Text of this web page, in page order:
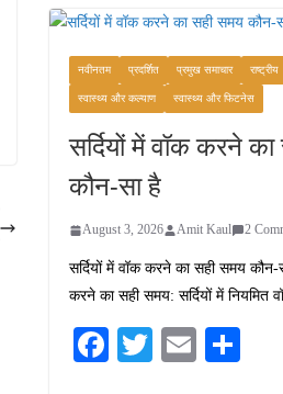
कश्मीर
प्राकृतिक
स्वादिष्ट
August
1
16 ज़रूरी
जो आपकी
दोगुना कर
नवीनतम प्रदर्शित प्रमुख समाचार राष्ट्रीय
स्वास्थ्य और कल्याण स्वास्थ्य और फिटनेस
सर्दियों में वॉक करने
कौन-सा है
August 3, 2026 Amit Kaul 2
सर्दियों में वॉक करने का सही समय कौन-
करने का सही समय: सर्दियों में नियमित
Fa T
E